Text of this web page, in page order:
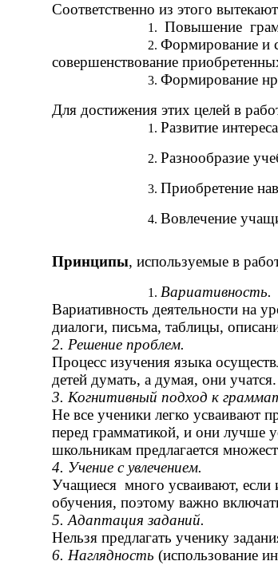
Соответственно из этого
Повышение
Формирование и
совершенствование
Формирование
Для достижения этих целей в
Развитие
Разнообразие
Приобретение
Вовлечение
Принципы, используемые в
Вариативность.
Вариативность деятельности на
диалоги, письма, таблицы,
2. Решение проблем.
Процесс изучения языка
детей думать, а думая, они учатся.
3. Когнитивный подход к
Не все ученики легко усваивают
перед грамматикой, и они лучше
школьникам предлагается
4. Учение с увлечением.
Учащиеся много усваивают, если
обучения, поэтому важно
5. Адаптация заданий.
Нельзя предлагать ученику
6. Наглядность (использование